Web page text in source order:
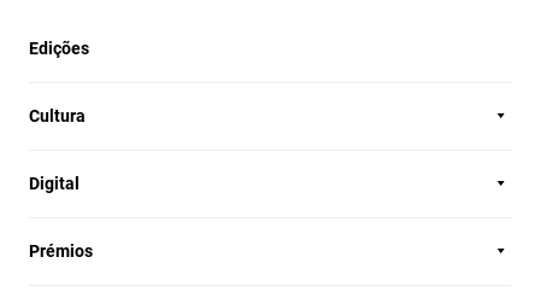
Edições
Cultura
Digital
Prémios